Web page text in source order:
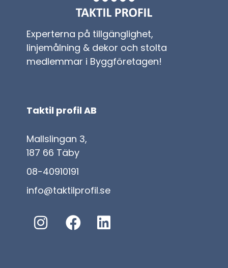
Experterna på tillgänglighet,
linjemålning & dekor och stolta
medlemmar i Byggföretagen!
Taktil profil AB
Mallslingan 3,
187 66 Täby
08-40910191
info@taktilprofil.se